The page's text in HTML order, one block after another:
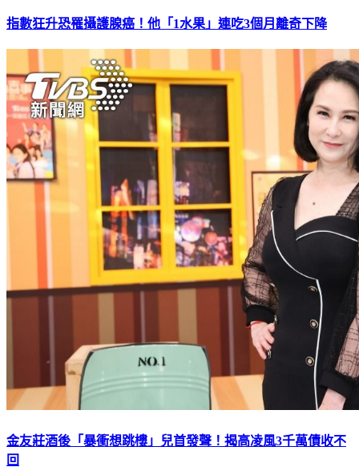
指數狂升恐罹攝護腺癌！他「1水果」連吃3個月離奇下降
金友莊酒後「暴衝想跳樓」兒首發聲！揭高凌風3千萬債收不
回